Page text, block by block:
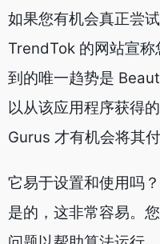
如果您有机会真正尝
TrendTok 的网站宣称
到的唯一趋势是
以从该应用程序获得
Gurus 才有机会将其付
它易于设置和使用吗？
是的，这非常容易。